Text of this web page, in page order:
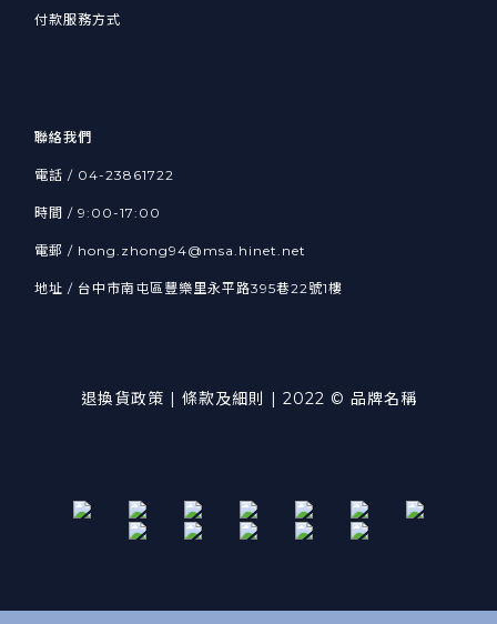
付款服務方式
聯絡我們
電話 / 04-23861722
時間 / 9:00-17:00
電郵 / hong.zhong94@msa.hinet.net
地址 / 台中市南屯區豐樂里永平路395巷22號1樓
退換貨政策 | 條款及細則 | 2022 © 品牌名稱